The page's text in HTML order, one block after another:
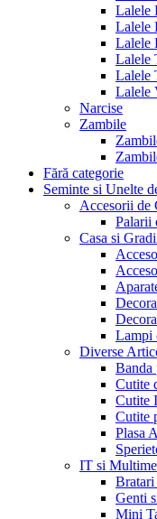
Lalele
Lalele
Lalele
Lalele
Lalele
Lalele
Narcise
Zambile
Fără categorie
Seminte si Unelte
Accesorii de
Palarii
Casa si
Lampi
Diverse
Banda
Cutite
Cutite
Cutite
Plasa
IT si
Bratari
Genti
Mini